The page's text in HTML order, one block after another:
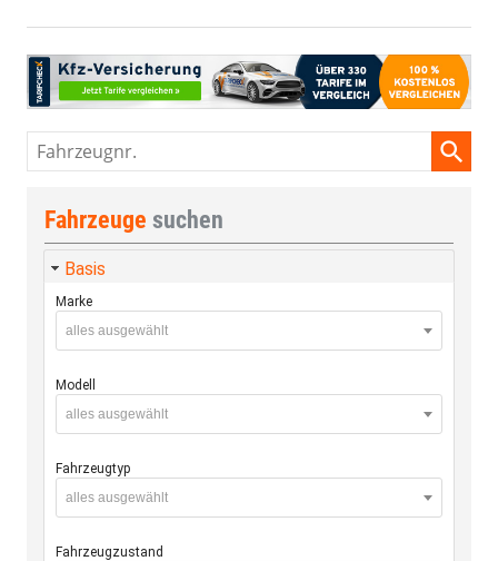
Fahrzeugnr.
Fahrzeuge suchen
Basis
Marke
alles ausgewählt
Modell
alles ausgewählt
Fahrzeugtyp
alles ausgewählt
Fahrzeugzustand